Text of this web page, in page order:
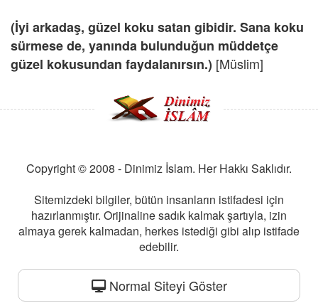
(İyi arkadaş, güzel koku satan gibidir. Sana koku
sürmese de, yanında bulunduğun müddetçe
güzel kokusundan faydalanırsın.) [Müslim]
Copyright © 2008 - Dinimiz İslam. Her Hakkı Saklıdır.
Sitemizdeki bilgiler, bütün insanların istifadesi için
hazırlanmıştır. Orijinaline sadık kalmak şartıyla, izin
almaya gerek kalmadan, herkes istediği gibi alıp istifade
edebilir.
Normal Siteyi Göster